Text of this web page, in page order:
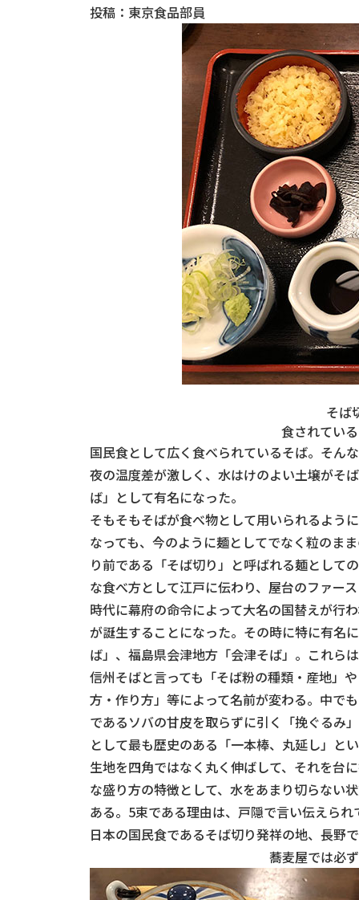
投稿：東京食品部員
そば
食されてい
国民食として広く食べられているそば。そん
夜の温度差が激しく、水はけのよい土壌がそ
ば」として有名になった。
そもそもそばが食べ物として用いられるよう
なっても、今のように麺としてでなく粒のま
り前である「そば切り」と呼ばれる麺として
な食べ方として江戸に伝わり、屋台のファー
時代に幕府の命令によって大名の国替えが行
が誕生することになった。その時に特に有名
ば」、福島県会津地方「会津そば」。これら
信州そばと言っても「そば粉の種類・産地」
方・作り方」等によって名前が変わる。中で
であるソバの甘皮を取らずに引く「挽ぐるみ
として最も歴史のある「一本棒、丸延し」と
生地を四角ではなく丸く伸ばして、それを台
な盛り方の特徴として、水をあまり切らない
ある。5束である理由は、戸隠で言い伝えら
日本の国民食であるそば切り発祥の地、長野
蕎麦屋では必